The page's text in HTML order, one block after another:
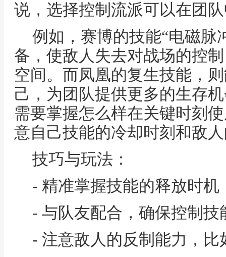
说，选择控制流派可以在团
例如，赛博的技能“电磁脉
备，使敌人失去对战场的控
空间。而凤凰的复生技能，
己，为团队提供更多的生存
需要掌握怎么样在关键时刻
意自己技能的冷却时刻和敌
技巧与玩法：
- 精准掌握技能的释放时机
- 与队友配合，确保控制
- 注意敌人的反制能力，